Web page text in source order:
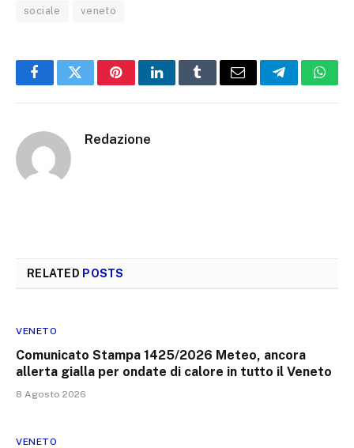
sociale veneto
FacebookTwitterPinterestLinkedInTumblrEmail Telegram
Redazione
RELATED POSTS
VENETO
Comunicato Stampa 1425/2026 Meteo, ancora
allerta gialla per ondate di calore in tutto il Veneto
8 Agosto 2026
VENETO